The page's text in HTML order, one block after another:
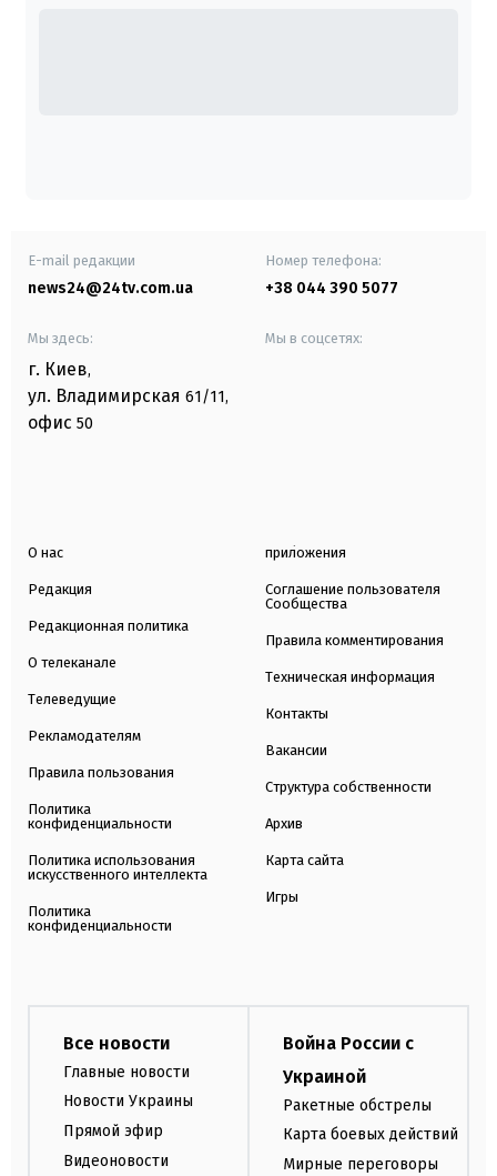
E-mail редакции
news24@24tv.com.ua
Номер телефона:
+38 044 390 5077
Мы здесь:
г. Киев,
ул. Владимирская 61/11,
офис 50
Мы в соцсетях:
О нас
Редакция
Редакционная политика
О телеканале
Телеведущие
Рекламодателям
Правила пользования
Политика
конфиденциальности
Политика использования
искусственного интеллекта
Политика
конфиденциальности
приложения
Соглашение пользователя
Сообщества
Правила комментирования
Техническая информация
Контакты
Вакансии
Структура собственности
Архив
Карта сайта
Игры
Все новости
Главные новости
Новости Украины
Прямой эфир
Видеоновости
Война России с
Украиной
Ракетные обстрелы
Карта боевых действий
Мирные переговоры